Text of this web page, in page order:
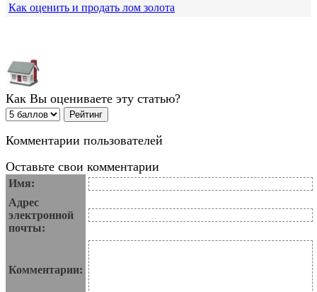
Как оценить и продать лом золота
Как Вы оцениваете эту статью?
Комментарии пользователей
Оставьте свои комментарии
Имя:
Адрес
электронной
почты:
Комментарии: